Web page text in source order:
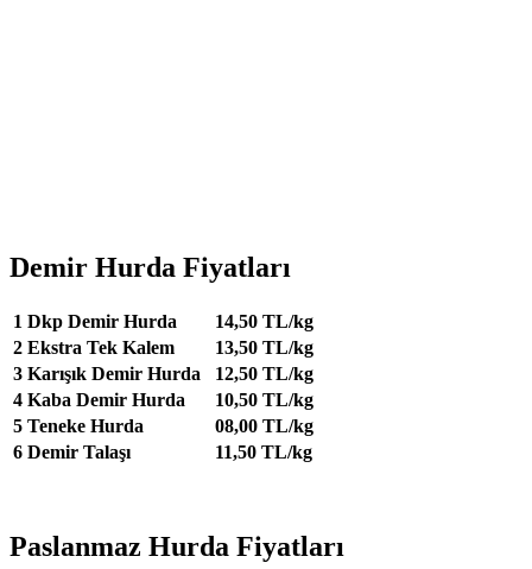
Demir Hurda Fiyatları
1 Dkp Demir Hurda
14,50 TL/kg
2 Ekstra Tek Kalem
13,50 TL/kg
3 Karışık Demir Hurda
12,50 TL/kg
4 Kaba Demir Hurda
10,50 TL/kg
5 Teneke Hurda
08,00 TL/kg
6 Demir Talaşı 11,50 TL/kg
Paslanmaz Hurda Fiyatları